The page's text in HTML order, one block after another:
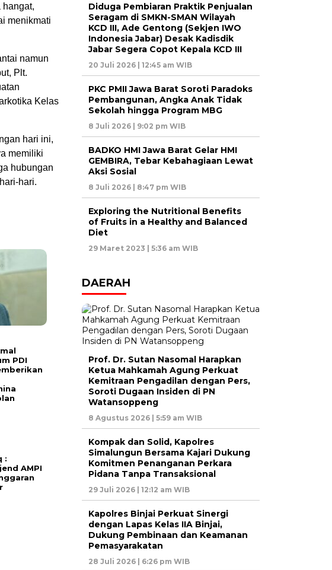
hangat,
menikmati
namun
Plt.
Kelas
hari ini,
memiliki
hubungan
hari.
PDI
:
AMPI
Diduga Pembiaran Praktik Penjualan
Seragam di SMKN-SMAN Wilayah
KCD III, Ade Gentong (Sekjen IWO
Indonesia Jabar) Desak Kadisdik
Jabar Segera Copot Kepala KCD III
20 Juli 2026 | 12:45 am WIB
PKC PMII Jawa Barat Soroti Paradoks
Pembangunan, Angka Anak Tidak
Sekolah hingga Program MBG
8 Juli 2026 | 9:02 pm WIB
BADKO HMI Jawa Barat Gelar HMI
GEMBIRA, Tebar Kebahagiaan Lewat
Aksi Sosial
8 Juli 2026 | 8:47 pm WIB
Exploring the Nutritional Benefits
of Fruits in a Healthy and Balanced
Diet
29 Maret 2023 | 5:36 am WIB
DAERAH
Prof. Dr. Sutan Nasomal Harapkan
Ketua Mahkamah Agung Perkuat
Kemitraan Pengadilan dengan Pers,
Soroti Dugaan Insiden di PN
Watansoppeng
8 Agustus 2026 | 5:59 am WIB
Kompak dan Solid, Kapolres
Simalungun Bersama Kajari Dukung
Komitmen Penanganan Perkara
Pidana Tanpa Transaksional
29 Juli 2026 | 12:12 am WIB
Kapolres Binjai Perkuat Sinergi
dengan Lapas Kelas IIA Binjai,
Dukung Pembinaan dan Keamanan
Pemasyarakatan
28 Juli 2026 | 6:26 pm WIB